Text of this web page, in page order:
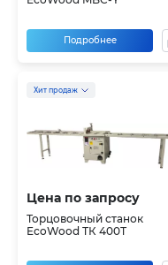
Подробнее
Хит продаж
Цена по запросу
Торцовочный станок
EcoWood ТК 400Т